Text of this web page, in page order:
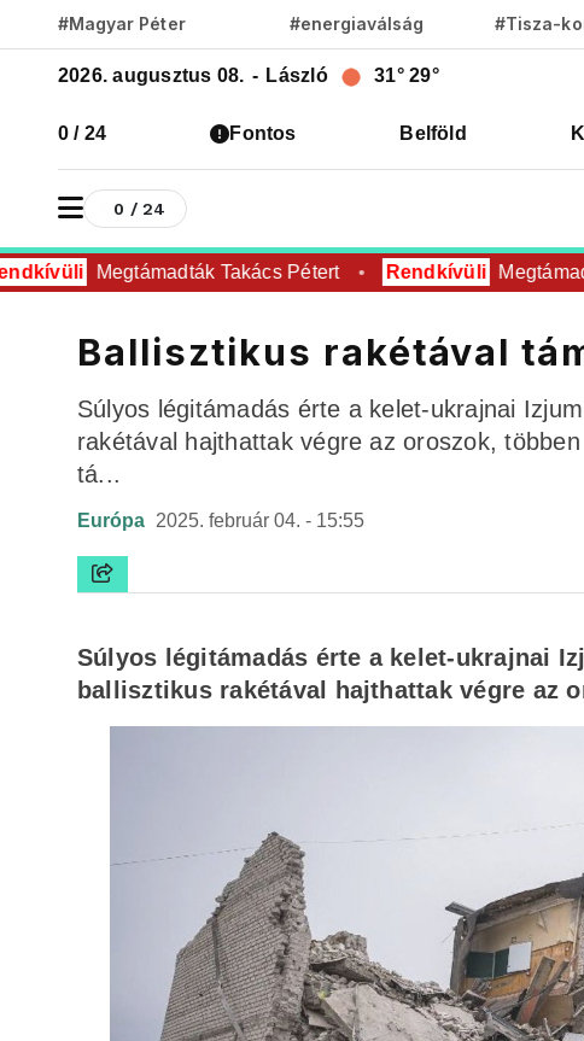
#Magyar Péter #energiaválság #Tisza-
2026. augusztus 08. - László 31° 29°
0 / 24 Fontos Belföld
0 / 24
Megtámadták Takács Pétert Rendkívüli
Ballisztikus rakétával
Súlyos légitámadás érte a kelet-ukrajnai
rakétával hajthattak végre az oroszok,
tá...
Európa 2025. február 04. - 15:55
Súlyos légitámadás érte a kelet-ukrajnai
ballisztikus rakétával hajthattak végre az